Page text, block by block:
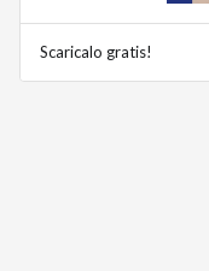
Scaricalo gratis!